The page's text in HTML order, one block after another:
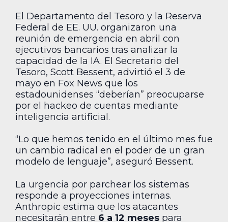
El Departamento del Tesoro y la Reserva
Federal de EE. UU. organizaron una
reunión de emergencia en abril con
ejecutivos bancarios tras analizar la
capacidad de la IA. El Secretario del
Tesoro, Scott Bessent, advirtió el 3 de
mayo en Fox News que los
estadounidenses “deberían” preocuparse
por el hackeo de cuentas mediante
inteligencia artificial.
“Lo que hemos tenido en el último mes fue
un cambio radical en el poder de un gran
modelo de lenguaje”, aseguró Bessent.
La urgencia por parchear los sistemas
responde a proyecciones internas.
Anthropic estima que los atacantes
necesitarán entre 6 a 12 meses para